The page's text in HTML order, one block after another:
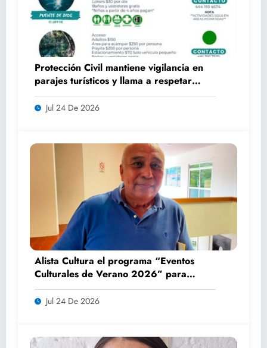
Protección Civil mantiene vigilancia en
parajes turísticos y llama a respetar
medidas de seguridad
Jul 24 De 2026
Alista Cultura el programa “Eventos
Culturales de Verano 2026” para
impulsar el turismo y la convivencia
familiar
Jul 24 De 2026